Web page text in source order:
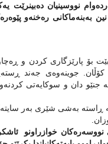
نووسینیان دەبینرێت
بەبنەماكانى رەخنەو
بۆ پارێزگاری کردن و
جوینه‌وه‌ی جه‌ند
جنێو دان و سوکایه‌تی
ڕاسته‌ به‌شی شێری به‌ر
نووسەرەكان خوازراونو